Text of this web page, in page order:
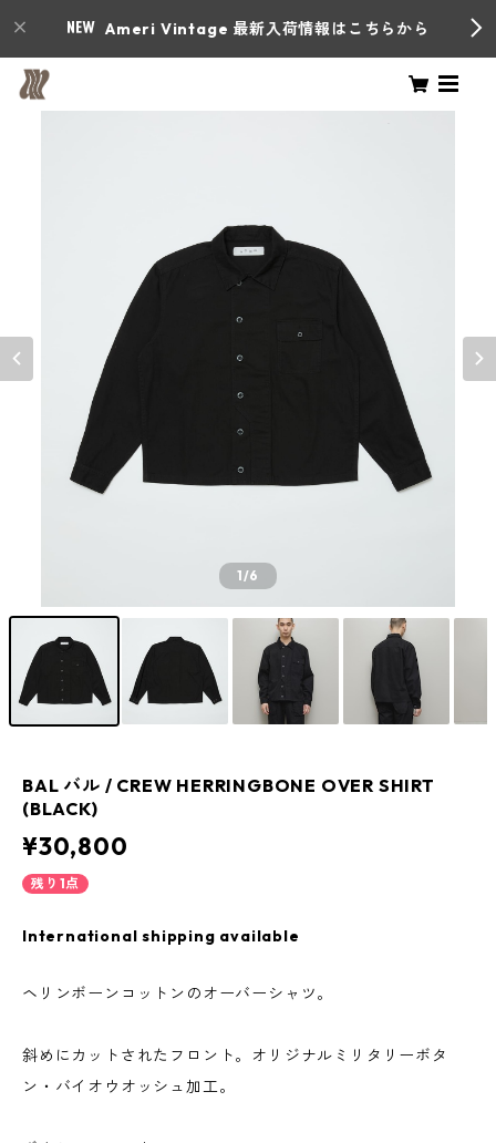
Ameri Vintage 最新入荷情報はこちらから
1/6
BAL バル / CREW HERRINGBONE OVER SHIRT
(BLACK)
¥30,800
残り1点
International shipping available
ヘリンボーンコットンのオーバーシャツ。
斜めにカットされたフロント。オリジナルミリタリーボタ
ン・バイオウオッシュ加工。